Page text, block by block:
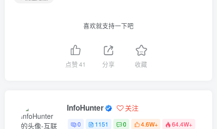
喜欢就支持一下吧
点赞41 分享 收藏
InfoHunter 关注
0 1151 0 4.6W+ 64.4W+